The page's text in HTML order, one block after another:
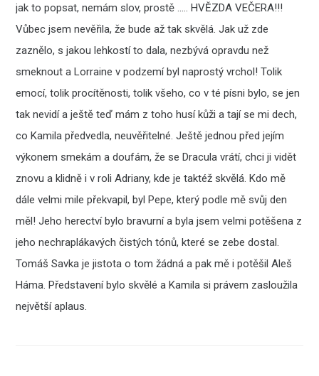
jak to popsat, nemám slov, prostě ….. HVĚZDA VEČERA!!!
Vůbec jsem nevěřila, že bude až tak skvělá. Jak už zde
zaznělo, s jakou lehkostí to dala, nezbývá opravdu než
smeknout a Lorraine v podzemí byl naprostý vrchol! Tolik
emocí, tolik procítěnosti, tolik všeho, co v té písni bylo, se jen
tak nevidí a ještě teď mám z toho husí kůži a tají se mi dech,
co Kamila předvedla, neuvěřitelné. Ještě jednou před jejím
výkonem smekám a doufám, že se Dracula vrátí, chci ji vidět
znovu a klidně i v roli Adriany, kde je taktéž skvělá. Kdo mě
dále velmi mile překvapil, byl Pepe, který podle mě svůj den
měl! Jeho herectví bylo bravurní a byla jsem velmi potěšena z
jeho nechraplákavých čistých tónů, které se zebe dostal.
Tomáš Savka je jistota o tom žádná a pak mě i potěšil Aleš
Háma. Představení bylo skvělé a Kamila si právem zasloužila
největší aplaus.